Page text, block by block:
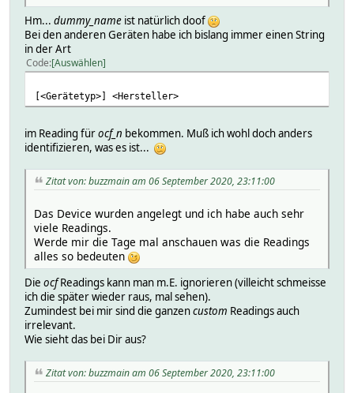
'version'
'version'
'id' =>
'version'
'version'
'id' =>
'version'
'id' =>
'version'
'categories' =>
'name' =>
Hm... dummy_name ist natürlich doof
Bei den anderen Geräten habe ich bislang immer einen String
in der Art
Code Auswählen
[<Gerätetyp>] <Hersteller>
im Reading fürocf_n bekommen. Muß ich wohl doch anders
identifizieren, was es ist...
Zitat von: buzzmain am 06 September 2020, 23:11:00
Das Device wurden angelegt und ich habe auch sehr
viele Readings.
Werde mir die Tage mal anschauen was die Readings
alles so bedeuten
Die ocfReadings kann man m.E. ignorieren (villeicht schmeisse
ich die später wieder raus, mal sehen).
Zumindest bei mir sind die ganzencustom Readings auch
irrelevant.
Wie sieht das bei Dir aus?
Zitat von: buzzmain am 06 September 2020, 23:11:00